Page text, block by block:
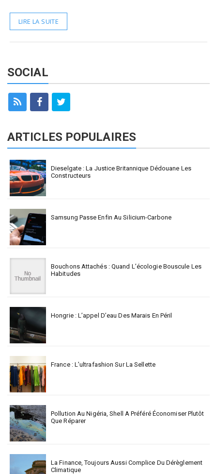
LIRE LA SUITE
SOCIAL
ARTICLES POPULAIRES
Dieselgate : La Justice Britannique Dédouane Les
Constructeurs
Samsung Passe Enfin Au Silicium-Carbone
Bouchons Attachés : Quand L’écologie Bouscule Les
Habitudes
Hongrie : L’appel D’eau Des Marais En Péril
France : L’ultrafashion Sur La Sellette
Pollution Au Nigéria, Shell A Préféré Économiser Plutôt
Que Réparer
La Finance, Toujours Aussi Complice Du Dérèglement
Climatique